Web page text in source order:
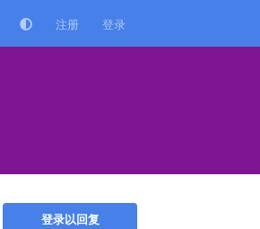
注册 登录
登录以回复